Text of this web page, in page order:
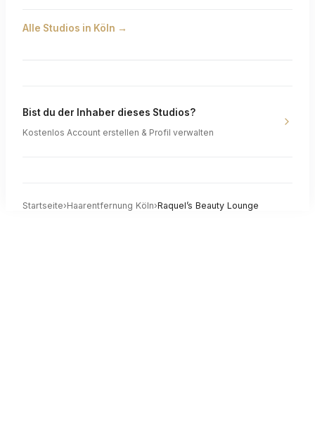
Alle Studios in Köln →
Bist du der Inhaber dieses Studios?
Kostenlos Account erstellen & Profil verwalten
Startseite›Haarentfernung Köln›Raquel’s Beauty Lounge